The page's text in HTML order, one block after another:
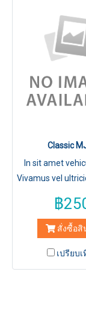
Classic
In sit amet
Vivamus vel
฿
สั่งซื้อสิ
เปรียบ